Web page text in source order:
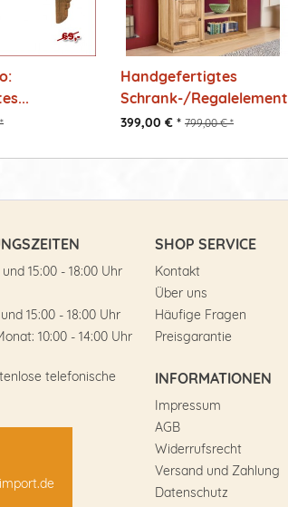
Handgefertigtes
Schrank-/Regalelement
aus...
399,00 € * 799,00 € *
15:00 - 18:00 Uhr
15:00 - 18:00 Uhr
10:00 - 14:00 Uhr
telefonische
SHOP SERVICE
Kontakt
Über uns
Häufige Fragen
Preisgarantie
INFORMATIONEN
Impressum
AGB
Widerrufsrecht
Versand und Zahlung
Datenschutz